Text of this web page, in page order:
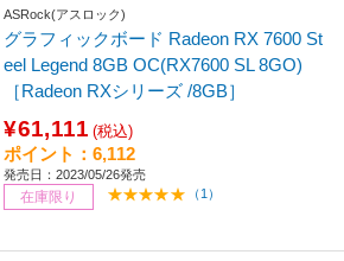
ASRock(アスロック)
グラフィックボード Radeon RX 7600 St
eel Legend 8GB OC(RX7600 SL 8GO)
［Radeon RXシリーズ /8GB］
¥61,111 (税込)
ポイント：6,112
発売日：2023/05/26発売
在庫限り （1）